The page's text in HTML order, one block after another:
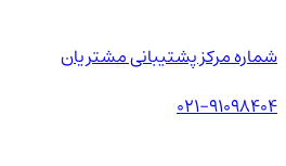
شماره مرکز پشتیبانی مشتریان
021-91098404